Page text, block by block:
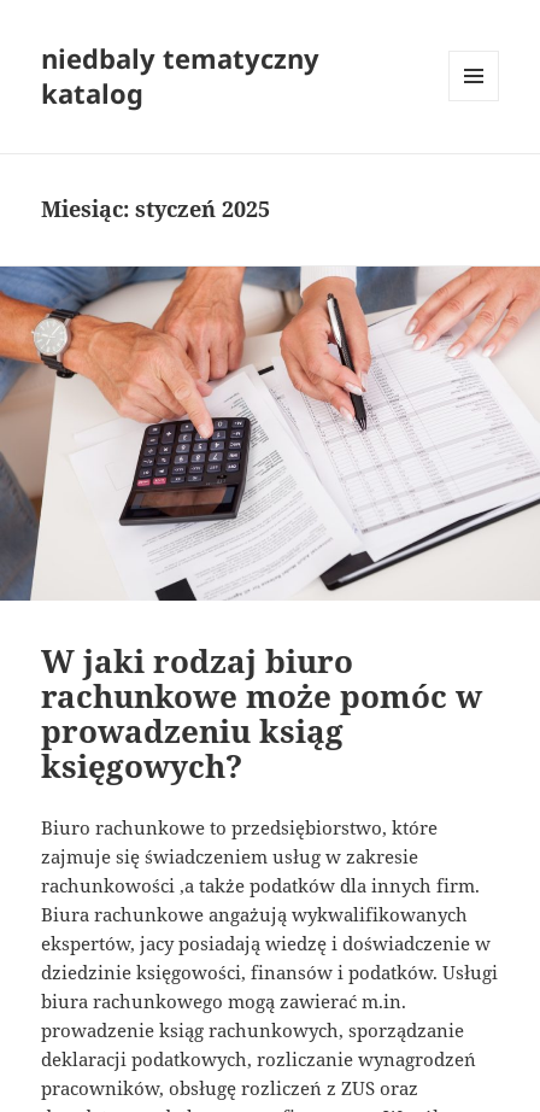
niedbaly tematyczny
katalog
Miesiąc:styczeń 2025
W jaki rodzaj biuro
rachunkowe może pomóc w
prowadzeniu ksiąg
księgowych?
Biuro rachunkowe to przedsiębiorstwo, które
zajmuje się świadczeniem usług w zakresie
rachunkowości ,a także podatków dla innych firm.
Biura rachunkowe angażują wykwalifikowanych
ekspertów, jacy posiadają wiedzę i doświadczenie w
dziedzinie księgowości, finansów i podatków. Usługi
biura rachunkowego mogą zawierać m.in.
prowadzenie ksiąg rachunkowych, sporządzanie
deklaracji podatkowych, rozliczanie wynagrodzeń
pracowników, obsługę rozliczeń z ZUS oraz